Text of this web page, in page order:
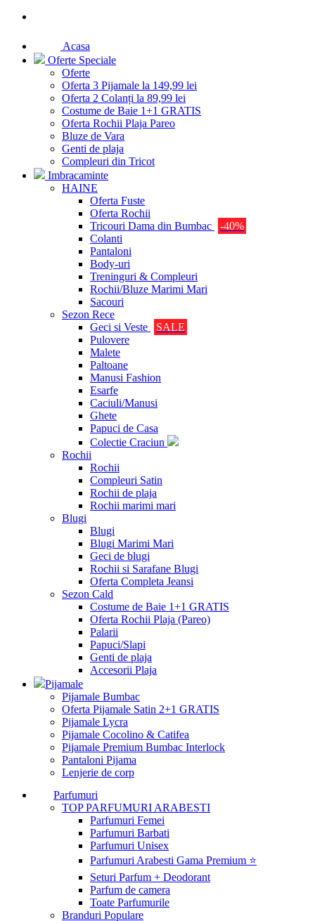
Acasa
Oferte Speciale
Oferte
Oferta 3 Pijamale la 149,99 lei
Oferta 2 Colanți la 89,99 lei
Costume de Baie 1+1 GRATIS
Oferta Rochii Plaja Pareo
Bluze de Vara
Genti de plaja
Compleuri din Tricot
Imbracaminte
HAINE
Oferta Fuste
Oferta Rochii
Tricouri Dama din Bumbac
-40%
Colanti
Pantaloni
Body-uri
Treninguri & Compleuri
Rochii/Bluze Marimi Mari
Sacouri
Sezon Rece
Geci si Veste
SALE
Pulovere
Malete
Paltoane
Manusi Fashion
Esarfe
Caciuli/Manusi
Ghete
Papuci de Casa
Colectie Craciun
Rochii
Rochii
Compleuri Satin
Rochii de plaja
Rochii marimi mari
Blugi
Blugi
Blugi Marimi Mari
Geci de blugi
Rochii si Sarafane Blugi
Oferta Completa Jeansi
Sezon Cald
Costume de Baie 1+1 GRATIS
Oferta Rochii Plaja (Pareo)
Palarii
Papuci/Slapi
Genti de plaja
Accesorii Plaja
Pijamale
Pijamale Bumbac
Oferta Pijamale Satin 2+1 GRATIS
Pijamale Lycra
Pijamale Cocolino & Catifea
Pijamale Premium Bumbac Interlock
Pantaloni Pijama
Lenjerie de corp
Parfumuri
TOP PARFUMURI ARABESTI
Parfumuri Femei
Parfumuri Barbati
Parfumuri Unisex
Parfumuri Arabesti Gama Premium ⭐
Seturi Parfum + Deodorant
Parfum de camera
Toate Parfumurile
Branduri Populare